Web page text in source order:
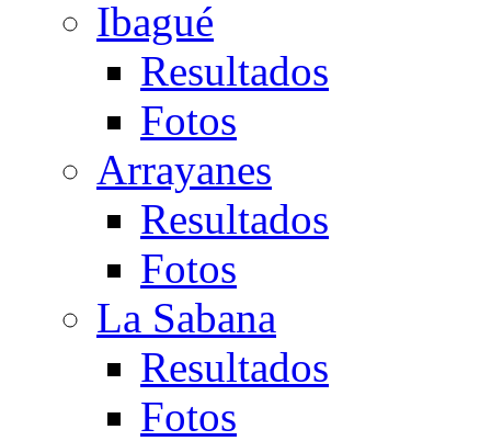
Ibagué
Resultados
Fotos
Arrayanes
Resultados
Fotos
La Sabana
Resultados
Fotos